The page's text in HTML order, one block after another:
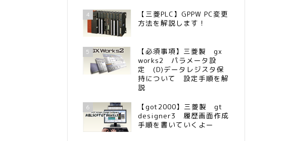
4
【三菱PLC】GPPW PC変更
方法を解説します！
5
【必須事項】三菱製 gx
works2 パラメータ設
定 (D)データレジスタ保
持について 設定手順を解
説
6
【got2000】三菱製 gt
designer3 履歴画面作成
手順を書いていくよー